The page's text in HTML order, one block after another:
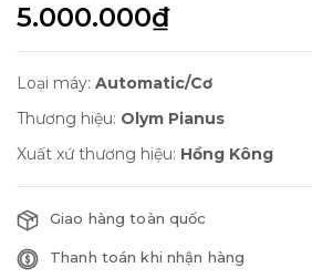
5.000.000₫
Loại máy: Automatic/Cơ
Thương hiệu: Olym Pianus
Xuất xứ thương hiệu: Hồng Kông
Giao hàng toàn quốc
Thanh toán khi nhận hàng